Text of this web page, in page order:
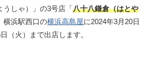
うしゃ）」の3号店「八十八鎌倉（はとや
横浜駅西口の横浜高島屋に2024年3月20日
（火）まで出店します。